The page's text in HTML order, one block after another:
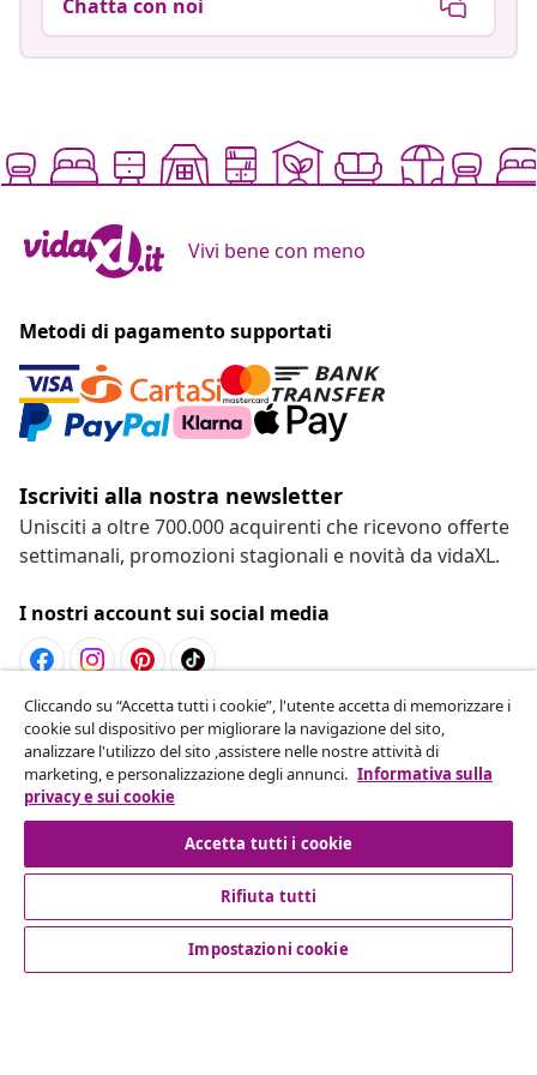
Chatta con noi
Vivi bene con meno
Metodi di pagamento supportati
Iscriviti alla nostra newsletter
Unisciti a oltre 700.000 acquirenti che ricevono offerte
settimanali, promozioni stagionali e novità da vidaXL.
I nostri account sui social media
Recesso dal contratto
Invia una richiesta di recesso per il tuo ordine.
Recesso dal contratto
Servizio clienti
Cliccando su “Accetta tutti i cookie”, l'utente accetta di memorizzare i
cookie sul dispositivo per migliorare la navigazione del sito,
analizzare l'utilizzo del sito ,assistere nelle nostre attività di
marketing, e personalizzazione degli annunci. Informativa sulla
privacy e sui cookie
Accetta tutti i cookie
Rifiuta tutti
Impostazioni cookie